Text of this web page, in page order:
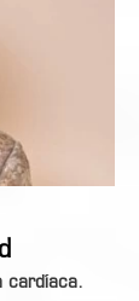
cardíaca.